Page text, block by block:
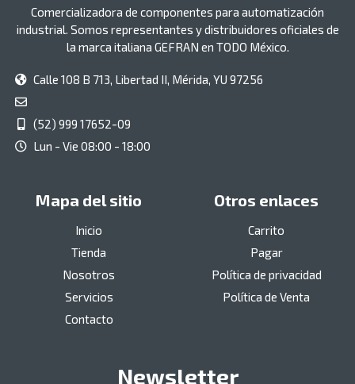
Comercializadora de componentes para automatización
industrial. Somos representantes y distribuidores oficiales de
la marca italiana GEFRAN en TODO México.
Calle 108 B 713, Libertad II, Mérida, YU 97256
(52) 999 17652-09
Lun - Vie 08:00 - 18:00
Mapa del sitio
Inicio
Tienda
Nosotros
Servicios
Contacto
Otros enlaces
Carrito
Pagar
Política de privacidad
Política de Venta
Newsletter